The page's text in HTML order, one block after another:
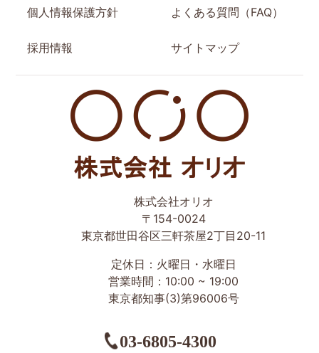
個人情報保護方針
採用情報
よくある質問（FAQ）
サイトマップ
却・買取は株式会社Orio
株式会社オリオ
〒154-0024
東京都世田谷区三軒茶屋2丁目20-11
定休日：火曜日・水曜日
営業時間：10:00 ~ 19:00
東京都知事(3)第96006号
03-6805-4300